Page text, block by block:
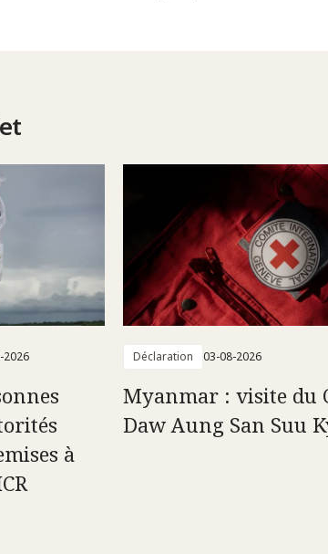
2026
à
Déclaration 03-08-2026
Myanmar : visite du
Daw Aung San Suu